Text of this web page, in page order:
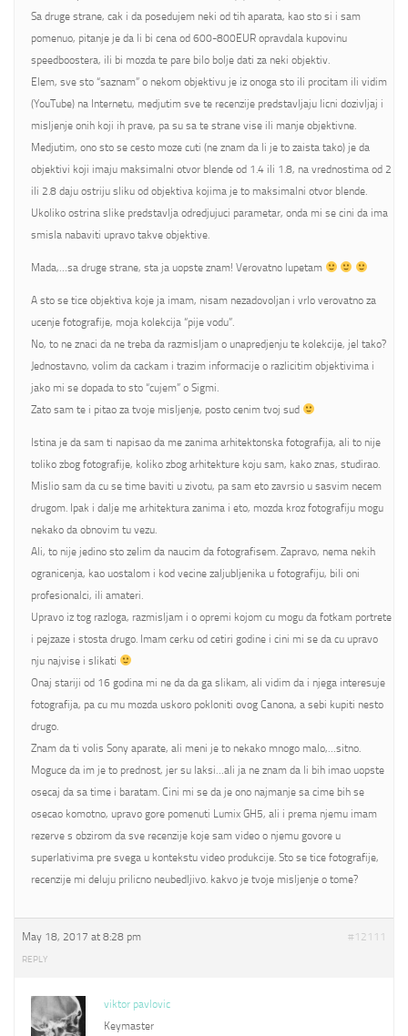
Sa druge strane, cak i da posedujem neki od tih aparata, kao sto si i sam
pomenuo, pitanje je da li bi cena od 600-800EUR opravdala kupovinu
speedboostera, ili bi mozda te pare bilo bolje dati za neki objektiv.
Elem, sve sto “saznam” o nekom objektivu je iz onoga sto ili procitam ili vidim
(YouTube) na Internetu, medjutim sve te recenzije predstavljaju licni dozivljaj i
misljenje onih koji ih prave, pa su sa te strane vise ili manje objektivne.
Medjutim, ono sto se cesto moze cuti (ne znam da li je to zaista tako) je da
objektivi koji imaju maksimalni otvor blende od 1.4 ili 1.8, na vrednostima od 2
ili 2.8 daju ostriju sliku od objektiva kojima je to maksimalni otvor blende.
Ukoliko ostrina slike predstavlja odredjujuci parametar, onda mi se cini da ima
smisla nabaviti upravo takve objektive.
Mada,…sa druge strane, sta ja uopste znam! Verovatno lupetam
A sto se tice objektiva koje ja imam, nisam nezadovoljan i vrlo verovatno za
ucenje fotografije, moja kolekcija “pije vodu”.
No, to ne znaci da ne treba da razmisljam o unapredjenju te kolekcije, jel tako?
Jednostavno, volim da cackam i trazim informacije o razlicitim objektivima i
jako mi se dopada to sto “cujem” o Sigmi.
Zato sam te i pitao za tvoje misljenje, posto cenim tvoj sud
Istina je da sam ti napisao da me zanima arhitektonska fotografija, ali to nije
toliko zbog fotografije, koliko zbog arhitekture koju sam, kako znas, studirao.
Mislio sam da cu se time baviti u zivotu, pa sam eto zavrsio u sasvim necem
drugom. Ipak i dalje me arhitektura zanima i eto, mozda kroz fotografiju mogu
nekako da obnovim tu vezu.
Ali, to nije jedino sto zelim da naucim da fotografisem. Zapravo, nema nekih
ogranicenja, kao uostalom i kod vecine zaljubljenika u fotografiju, bili oni
profesionalci, ili amateri.
Upravo iz tog razloga, razmisljam i o opremi kojom cu mogu da fotkam portrete
i pejzaze i stosta drugo. Imam cerku od cetiri godine i cini mi se da cu upravo
nju najvise i slikati
Onaj stariji od 16 godina mi ne da da ga slikam, ali vidim da i njega interesuje
fotografija, pa cu mu mozda uskoro pokloniti ovog Canona, a sebi kupiti nesto
drugo.
Znam da ti volis Sony aparate, ali meni je to nekako mnogo malo,…sitno.
Moguce da im je to prednost, jer su laksi…ali ja ne znam da li bih imao uopste
osecaj da sa time i baratam. Cini mi se da je ono najmanje sa cime bih se
osecao komotno, upravo gore pomenuti Lumix GH5, ali i prema njemu imam
rezerve s obzirom da sve recenzije koje sam video o njemu govore u
superlativima pre svega u kontekstu video produkcije. Sto se tice fotografije,
recenzije mi deluju prilicno neubedljivo. kakvo je tvoje misljenje o tome?
May 18, 2017 at 8:28 pm #12111
REPLY
viktor pavlovic
Keymaster